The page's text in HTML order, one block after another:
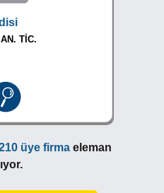
TİC.
üye firma eleman